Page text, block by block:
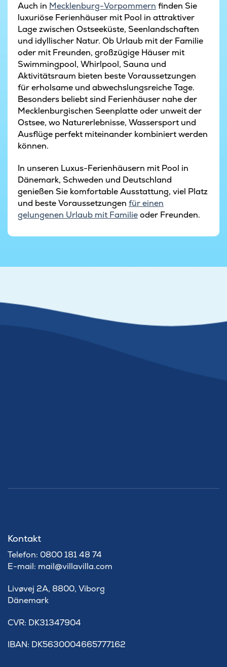
Auch in Mecklenburg-Vorpommern finden Sie
luxuriöse Ferienhäuser mit Pool in attraktiver
Lage zwischen Ostseeküste, Seenlandschaften
und idyllischer Natur. Ob Urlaub mit der Familie
oder mit Freunden, großzügige Häuser mit
Swimmingpool, Whirlpool, Sauna und
Aktivitätsraum bieten beste Voraussetzungen
für erholsame und abwechslungsreiche Tage.
Besonders beliebt sind Ferienhäuser nahe der
Mecklenburgischen Seenplatte oder unweit der
Ostsee, wo Naturerlebnisse, Wassersport und
Ausflüge perfekt miteinander kombiniert werden
können.
In unseren Luxus-Ferienhäusern mit Pool in
Dänemark, Schweden und Deutschland
genießen Sie komfortable Ausstattung, viel Platz
und beste Voraussetzungen für einen
gelungenen Urlaub mit Familieoder Freunden.
Kontakt
Telefon: 0800 181 48 74
E-mail: mail@villavilla.com
Livøvej 2A, 8800, Viborg
Dänemark
​CVR: DK31347904
IBAN: DK5630004665777162